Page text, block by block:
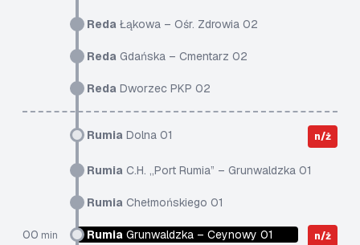
Reda Łąkowa – Ośr. Zdrowia 02
Reda Gdańska – Cmentarz 02
Reda Dworzec PKP 02
Rumia Dolna 01 n/ż
Rumia C.H. „Port Rumia” – Grunwaldzka 01
Rumia Chełmońskiego 01
00 min Rumia Grunwaldzka – Ceynowy 01 n/ż